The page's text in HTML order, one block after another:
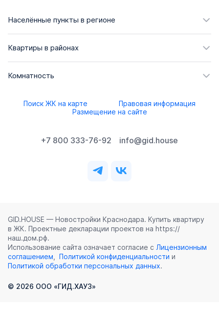
Населённые пункты в регионе
Квартиры в районах
Комнатность
Поиск ЖК на карте
Правовая информация
Размещение на сайте
+7 800 333-76-92 info@gid.house
GID.HOUSE — Новостройки Краснодара. Купить квартиру
в ЖК. Проектные декларации проектов на https://
наш.дом.рф.
Использование сайта означает согласие с Лицензионным
соглашением
Политикой конфиденциальности и
Политикой обработки персональных данных.
© 2026 ООО «ГИД.ХАУЗ»